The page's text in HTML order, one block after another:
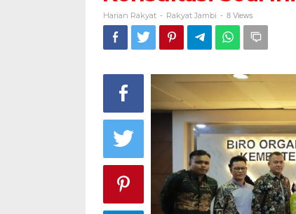
Harian Rakyat - Rakyat Jambi - 8 Views